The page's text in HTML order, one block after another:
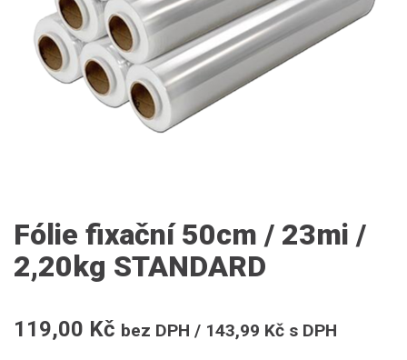
Fólie fixační 50cm / 23mi /
2,20kg STANDARD
119,00 Kč bez DPH / 143,99 Kč s DPH